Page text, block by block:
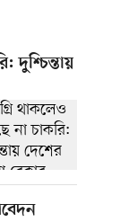
দুশ্চিন্তায়